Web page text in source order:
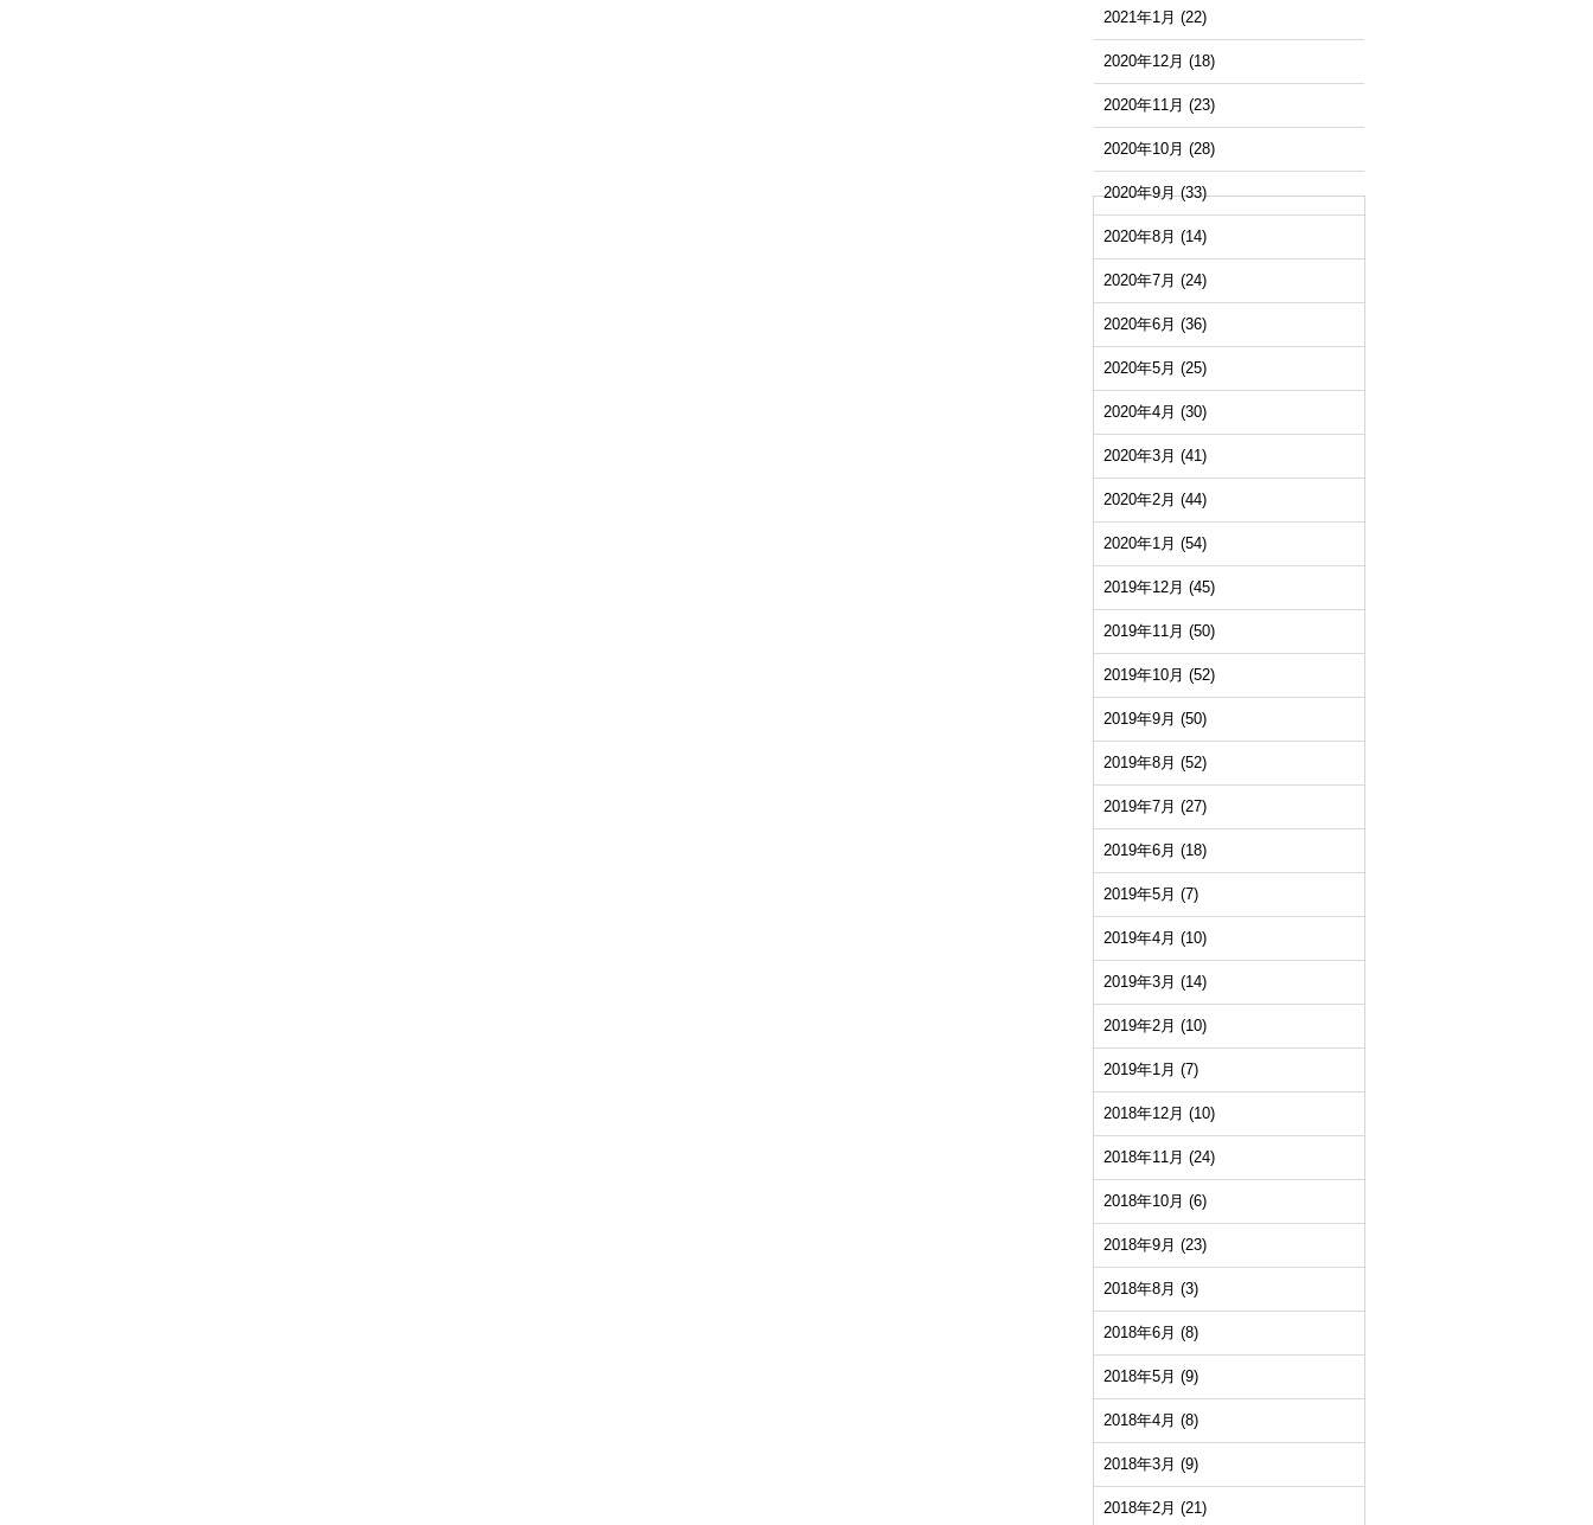
2021年1月 (22)
2020年12月 (18)
2020年11月 (23)
2020年10月 (28)
2020年9月(33)
2020年8月 (14)
2020年7月 (24)
2020年6月 (36)
2020年5月 (25)
2020年4月 (30)
2020年3月 (41)
2020年2月 (44)
2020年1月 (54)
2019年12月 (45)
2019年11月 (50)
2019年10月 (52)
2019年9月 (50)
2019年8月 (52)
2019年7月 (27)
2019年6月 (18)
2019年5月 (7)
2019年4月 (10)
2019年3月 (14)
2019年2月 (10)
2019年1月 (7)
2018年12月 (10)
2018年11月 (24)
2018年10月 (6)
2018年9月 (23)
2018年8月 (3)
2018年6月 (8)
2018年5月 (9)
2018年4月 (8)
2018年3月 (9)
2018年2月 (21)